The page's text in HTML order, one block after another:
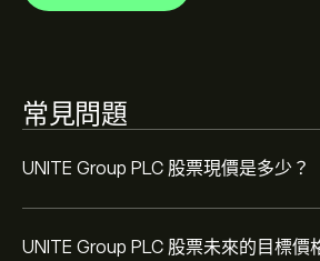
常見問題
UNITE Group PLC 股票現價是多少？
UNITE Group PLC 股票未來的目標價
根據 1 位分析師在過去三個月對